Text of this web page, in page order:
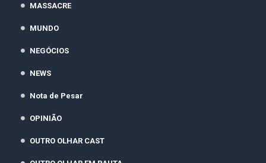
MASSACRE
MUNDO
NEGÓCIOS
NEWS
Nota de Pesar
OPINIÃO
OUTRO OLHAR CAST